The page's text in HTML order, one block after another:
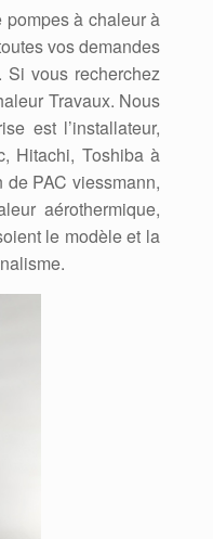
à chaleur à
vos demandes
Si vous recherchez
Travaux. Nous
est l’installateur,
Hitachi, Toshiba à
PAC viessmann,
aérothermique,
le modèle et la